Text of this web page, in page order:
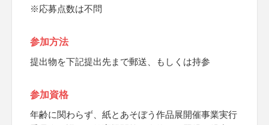
※応募点数は不問
参加方法
提出物を下記提出先まで郵送、もしくは持参
参加資格
年齢に関わらず、紙とあそぼう作品展開催事業実行